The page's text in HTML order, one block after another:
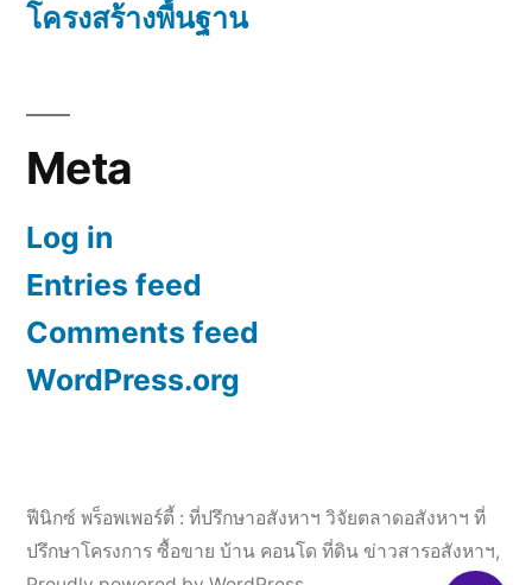
โครงสร้างพื้นฐาน
Meta
Log in
Entries feed
Comments feed
WordPress.org
ฟีนิกซ์ พร็อพเพอร์ตี้ : ที่ปรึกษาอสังหาฯ วิจัยตลาดอสังหาฯ ที่
ปรึกษาโครงการ ซื้อขาย บ้าน คอนโด ที่ดิน ข่าวสารอสังหาฯ,